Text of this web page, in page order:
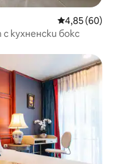
Средна
4,85 (60)
кухненски бокс